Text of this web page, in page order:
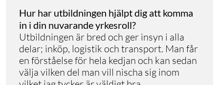
Hur har utbildningen hjälpt dig att komma
in i din nuvarande yrkesroll?
Utbildningen är bred och ger insyn i alla
delar; inköp, logistik och transport. Man får
en förståelse för hela kedjan och kan sedan
välja vilken del man vill nischa sig inom